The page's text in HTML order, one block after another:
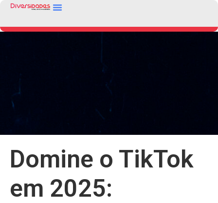
Domine o TikTok
em 2025: